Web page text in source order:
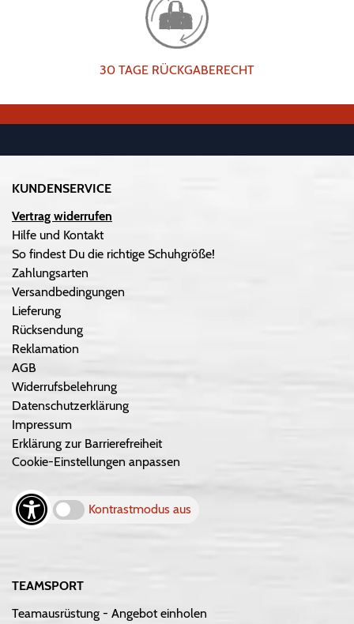
30 TAGE RÜCKGABERECHT
KUNDENSERVICE
Vertrag widerrufen
Hilfe und Kontakt
So findest Du die richtige Schuhgröße!
Zahlungsarten
Versandbedingungen
Lieferung
Rücksendung
Reklamation
AGB
Widerrufsbelehrung
Datenschutzerklärung
Impressum
Erklärung zur Barrierefreiheit
Cookie-Einstellungen anpassen
Kontrastmodus aus
TEAMSPORT
Teamausrüstung - Angebot einholen